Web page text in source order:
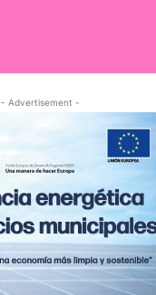
- Advertisement -